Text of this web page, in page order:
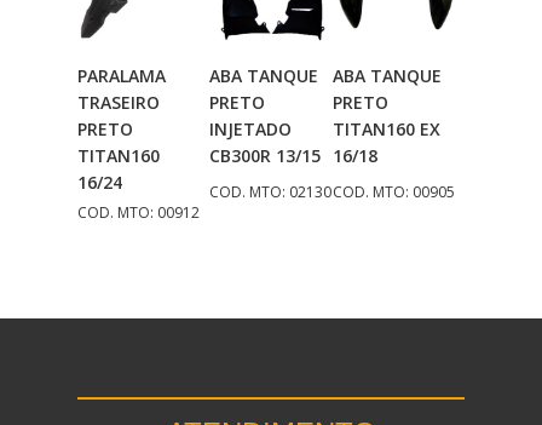
Adicionar
Ao Carrinho
PARALAMA
TRASEIRO
PRETO
TITAN160
16/24
COD. MTO: 00912
Adicionar
Ao Carrinho
ABA TANQUE
PRETO
INJETADO
CB300R 13/15
COD. MTO: 02130
Adicionar
Ao Carrinho
ABA TANQUE
PRETO
TITAN160 EX
16/18
COD. MTO: 00905